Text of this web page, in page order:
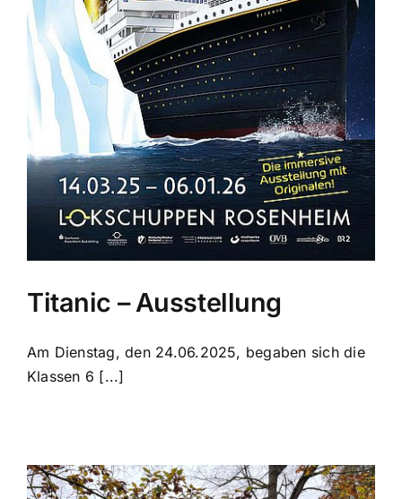
Titanic – Ausstellung
Am Dienstag, den 24.06.2025, begaben sich die
Klassen 6 [...]